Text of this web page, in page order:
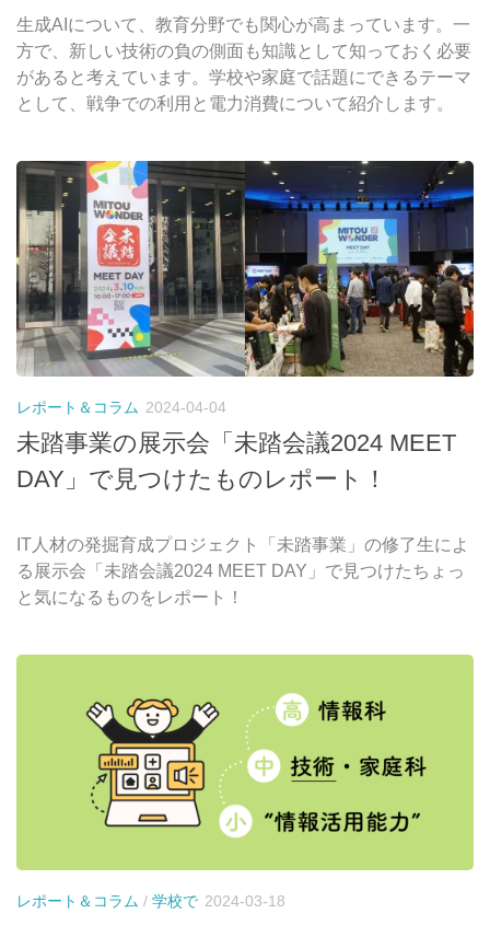
生成AIについて、教育分野でも関心が高まっています。一
方で、新しい技術の負の側面も知識として知っておく必要
があると考えています。学校や家庭で話題にできるテーマ
として、戦争での利用と電力消費について紹介します。
レポート＆コラム 2024-04-04
未踏事業の展示会「未踏会議2024 MEET
DAY」で見つけたものレポート！
IT人材の発掘育成プロジェクト「未踏事業」の修了生によ
る展示会「未踏会議2024 MEET DAY」で見つけたちょっ
と気になるものをレポート！
レポート＆コラム / 学校で 2024-03-18